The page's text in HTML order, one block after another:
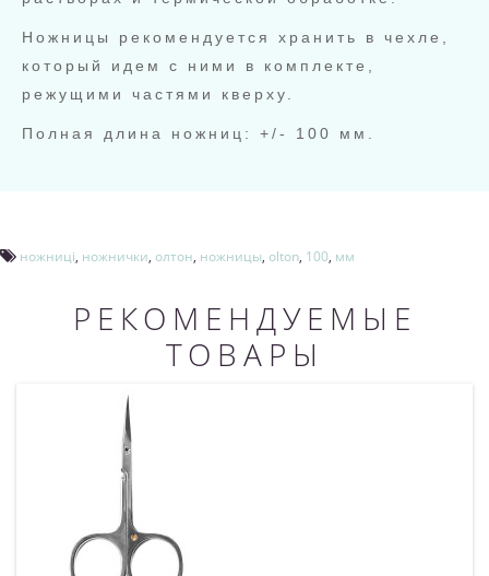
Ножницы рекомендуется хранить в чехле,
который идем с ними в комплекте,
режущими частями кверху.
Полная длина ножниц: +/- 100 мм.
ножниці, ножнички, олтон, ножницы, olton, 100, мм
РЕКОМЕНДУЕМЫЕ
ТОВАРЫ